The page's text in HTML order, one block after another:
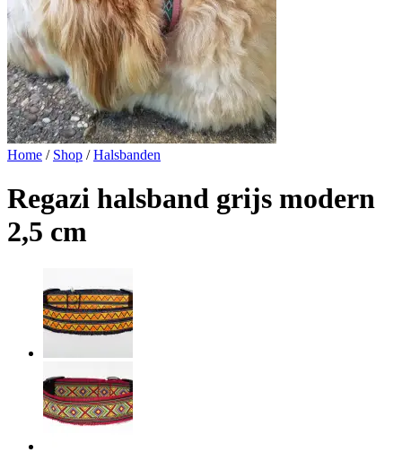
Home / Shop / Halsbanden
Regazi halsband grijs modern
2,5 cm